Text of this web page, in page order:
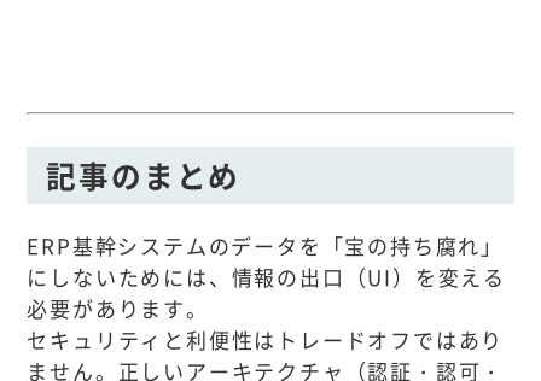
記事のまとめ
ERP基幹システムのデータを「宝の持ち腐れ」
にしないためには、情報の出口（UI）を変える
必要があります。
セキュリティと利便性はトレードオフではあり
ません。正しいアーキテクチャ（認証・認可・